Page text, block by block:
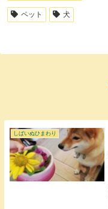
ペット 犬
しばいぬひまわり